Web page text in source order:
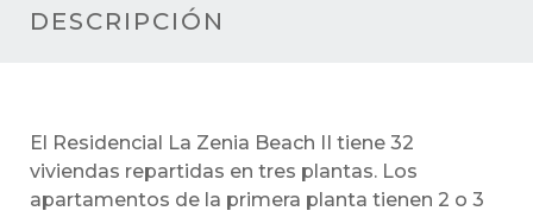
DESCRIPCIÓN
El Residencial La Zenia Beach II tiene 32
viviendas repartidas en tres plantas. Los
apartamentos de la primera planta tienen 2 o 3